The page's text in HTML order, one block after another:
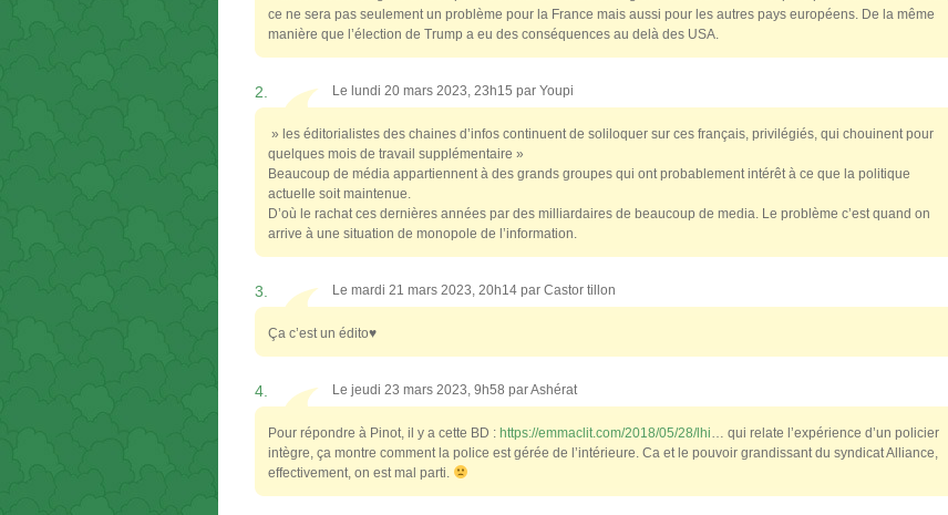
ce ne sera pas seulement un problème pour la France mais aussi pour les autres pays européens. De la même
manière que l’élection de Trump a eu des conséquences au delà des USA.
2. Le lundi 20 mars 2023, 23h15 par Youpi
» les éditorialistes des chaines d’infos continuent de soliloquer sur ces français, privilégiés, qui chouinent pour
quelques mois de travail supplémentaire »
Beaucoup de média appartiennent à des grands groupes qui ont probablement intérêt à ce que la politique
actuelle soit maintenue.
D’où le rachat ces dernières années par des milliardaires de beaucoup de media. Le problème c’est quand on
arrive à une situation de monopole de l’information.
3. Le mardi 21 mars 2023, 20h14 par Castor tillon
Ça c’est un édito♥
4. Le jeudi 23 mars 2023, 9h58 parAshérat
Pour répondre à Pinot, il y a cette BD : https://emmaclit.com/2018/05/28/lhi … qui relate l’expérience d’un policier
intègre, ça montre comment la police est gérée de l’intérieure. Ca et le pouvoir grandissant du syndicat Alliance,
effectivement, on est mal parti.